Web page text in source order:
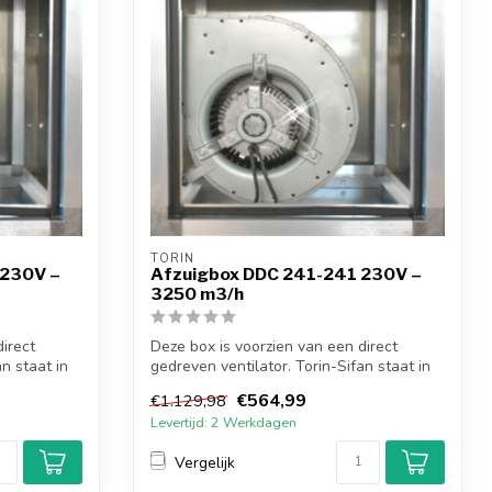
–
staat in
TORIN
Afzuigbox DDC 241-241 230V –
3250 m3/h
Deze box is voorzien van een direct
gedreven ventilator. Torin-Sifan staat in
€1.129,98 €564,99
Levertijd: 2 Werkdagen
Vergelijk